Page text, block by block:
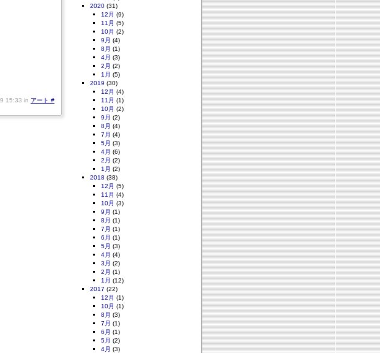
15:33 in アート #
2020 (31)
12月 (9)
11月 (5)
10月 (2)
9月 (4)
8月 (1)
4月 (3)
2月 (2)
1月 (5)
2019 (30)
12月 (4)
11月 (1)
10月 (2)
9月 (2)
8月 (4)
7月 (4)
5月 (3)
4月 (6)
2月 (2)
1月 (2)
2018 (38)
12月 (5)
11月 (4)
10月 (3)
9月 (1)
8月 (1)
7月 (1)
6月 (1)
5月 (3)
4月 (4)
3月 (2)
2月 (1)
1月 (12)
2017 (22)
12月 (1)
10月 (1)
8月 (3)
7月 (1)
6月 (1)
5月 (2)
4月 (3)